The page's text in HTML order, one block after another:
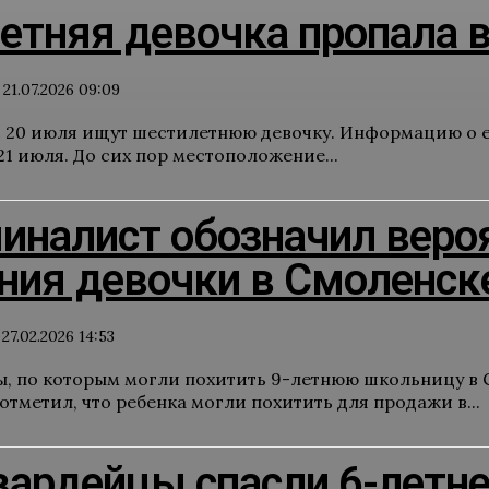
девочка пропала
21.07.2026 09:09
20 июля ищут шестилетнюю девочку. Информацию о
июля. До сих пор местоположение...
обозначил
девочки в
27.02.2026 14:53
по которым могли похитить 9-летнюю школьницу в
что ребенка могли похитить для продажи в...